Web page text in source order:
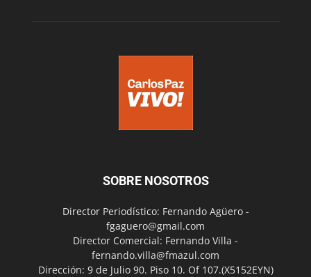
SOBRE NOSOTROS
Director Periodístico: Fernando Agüero -
fgaguero@gmail.com
Director Comercial: Fernando Villa -
fernando.villa@fmazul.com
Dirección: 9 de Julio 90. Piso 10. Of 107.(X5152EYN)